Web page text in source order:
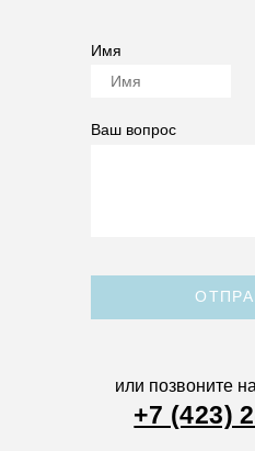
Имя
Ваш вопрос
или позвоните
+7 (423)